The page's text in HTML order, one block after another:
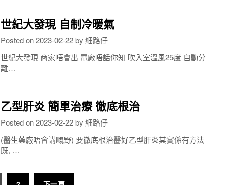
世紀大發現 自制冷暖氣
Posted on2023-02-22by 細路仔
世紀大發現 商家唔會出 電廠唔話你知 吹入室溫風25度 自動分
離…
乙型肝炎 簡單治療 徹底根治
Posted on2023-02-22by 細路仔
(醫生藥廠唔會講嘅野) 要徹底根治醫好乙型肝炎其實係有方法
既, …